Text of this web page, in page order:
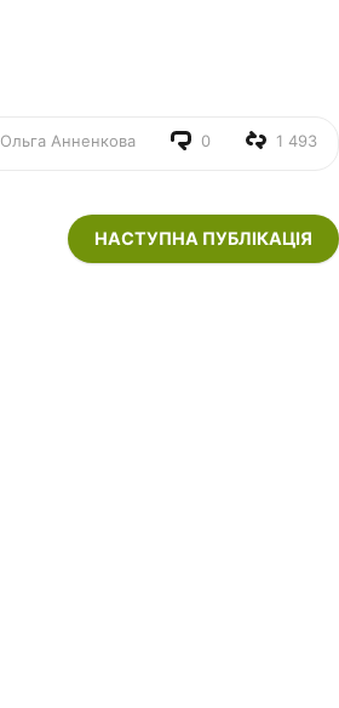
Ольга Анненкова 0 1 493
НАСТУПНА ПУБЛІКАЦІЯ